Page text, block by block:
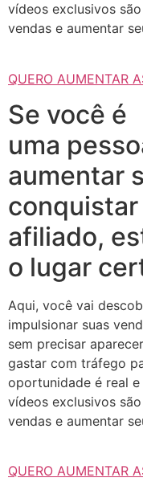
vídeos exclusivos
vendas e aumentar
QUERO AUMENTAR
Se você é
uma
aumentar
afiliado,
o lugar
Aqui, você vai
impulsionar suas
sem precisar
gastar com tráfego
oportunidade é real
vídeos exclusivos
vendas e aumentar
QUERO AUMENTAR